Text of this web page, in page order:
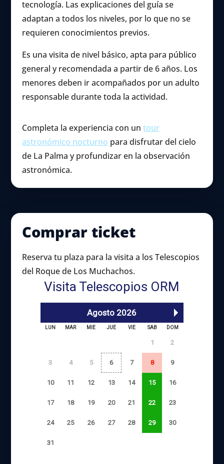
tecnología. Las explicaciones del guía se
adaptan a todos los niveles, por lo que no se
requieren conocimientos previos.
Es una visita de nivel básico, apta para público
general y recomendada a partir de 6 años. Los
menores deben ir acompañados por un adulto
responsable durante toda la actividad.
Completa la experiencia con untour
astronómico nocturno para disfrutar del cielo
de La Palma y profundizar en la observación
astronómica.
Comprar ticket
Reserva tu plaza para la visita a los Telescopios
del Roque de Los Muchachos.